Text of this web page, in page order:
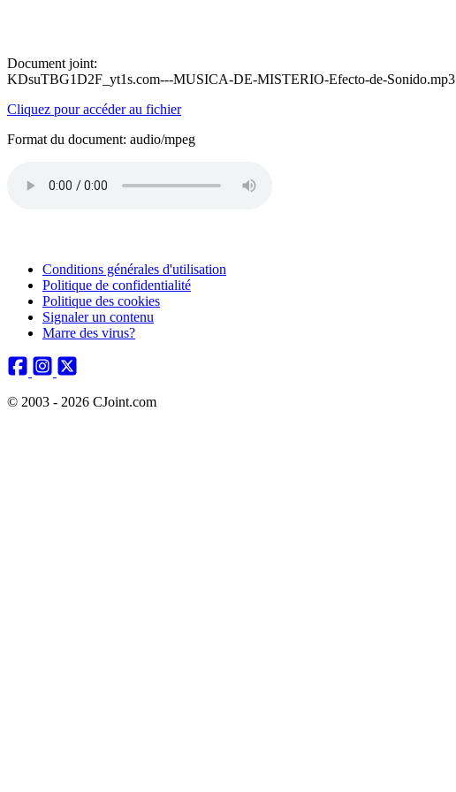
Document joint:
KDsuTBG1D2F_yt1s.com---MUSICA-DE-MISTERIO-Efecto-de-Sonido.mp3
Cliquez pour accéder au fichier
Format du document: audio/mpeg
Conditions générales d'utilisation
Politique de confidentialité
Politique des cookies
Signaler un contenu
Marre des virus?
© 2003 - 2026 CJoint.com